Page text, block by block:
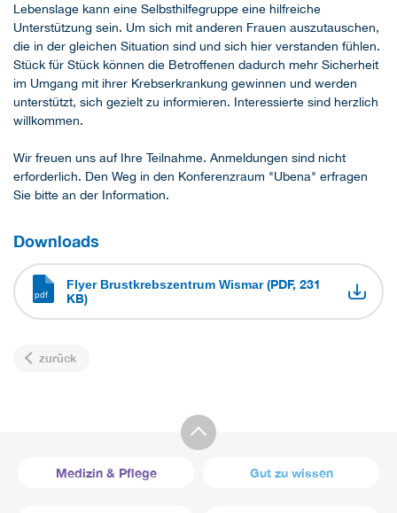
Lebenslage kann eine Selbsthilfegruppe eine hilfreiche
Unterstützung sein. Um sich mit anderen Frauen auszutauschen,
die in der gleichen Situation sind und sich hier verstanden fühlen.
Stück für Stück können die Betroffenen dadurch mehr Sicherheit
im Umgang mit ihrer Krebserkrankung gewinnen und werden
unterstützt, sich gezielt zu informieren. Interessierte sind herzlich
willkommen.
Wir freuen uns auf Ihre Teilnahme. Anmeldungen sind nicht
erforderlich. Den Weg in den Konferenzraum "Ubena" erfragen
Sie bitte an der Information.
Downloads
Flyer Brustkrebszentrum Wismar(PDF, 231
KB)
zurück
Medizin & Pflege Gut zu wissen